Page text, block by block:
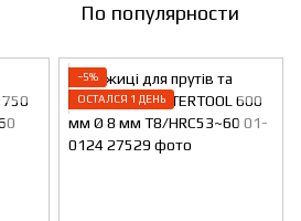
По популярности
−5%
ОСТАЛСЯ 1 ДЕНЬ